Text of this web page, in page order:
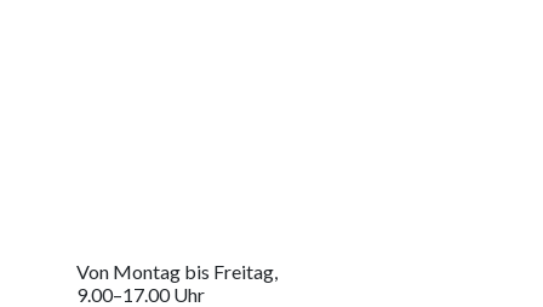
Von Montag bis Freitag,
9.00–17.00 Uhr